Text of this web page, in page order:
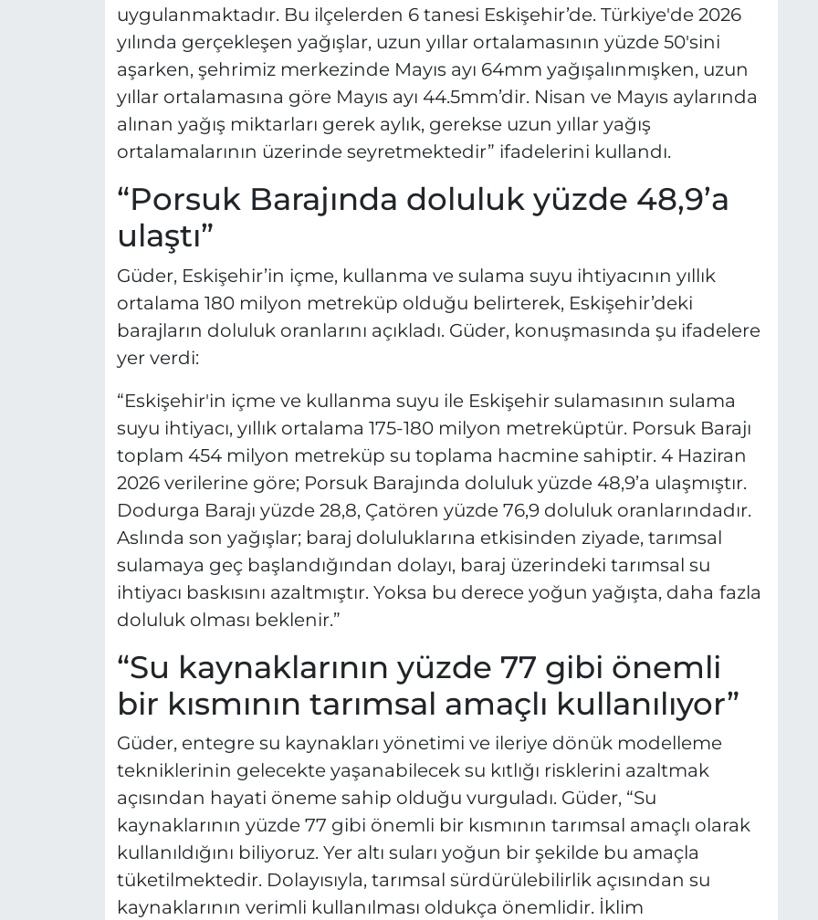
uygulanmaktadır. Bu ilçelerden 6 tanesi Eskişehir’de. Türkiye'de 2026
yılında gerçekleşen yağışlar, uzun yıllar ortalamasının yüzde 50'sini
aşarken, şehrimiz merkezinde Mayıs ayı 64mm yağışalınmışken, uzun
yıllar ortalamasına göre Mayıs ayı 44.5mm’dir. Nisan ve Mayıs aylarında
alınan yağış miktarları gerek aylık, gerekse uzun yıllar yağış
ortalamalarının üzerinde seyretmektedir” ifadelerini kullandı.
“Porsuk Barajında doluluk yüzde 48,9’a
ulaştı”
Güder, Eskişehir’in içme, kullanma ve sulama suyu ihtiyacının yıllık
ortalama 180 milyon metreküp olduğu belirterek, Eskişehir’deki
barajların doluluk oranlarını açıkladı. Güder, konuşmasında şu ifadelere
yer verdi:
“Eskişehir'in içme ve kullanma suyu ile Eskişehir sulamasının sulama
suyu ihtiyacı, yıllık ortalama 175-180 milyon metreküptür. Porsuk Barajı
toplam 454 milyon metreküp su toplama hacmine sahiptir. 4 Haziran
2026 verilerine göre; Porsuk Barajında doluluk yüzde 48,9’a ulaşmıştır.
Dodurga Barajı yüzde 28,8, Çatören yüzde 76,9 doluluk oranlarındadır.
Aslında son yağışlar; baraj doluluklarına etkisinden ziyade, tarımsal
sulamaya geç başlandığından dolayı, baraj üzerindeki tarımsal su
ihtiyacı baskısını azaltmıştır. Yoksa bu derece yoğun yağışta, daha fazla
doluluk olması beklenir.”
“Su kaynaklarının yüzde 77 gibi önemli
bir kısmının tarımsal amaçlı kullanılıyor”
Güder, entegre su kaynakları yönetimi ve ileriye dönük modelleme
tekniklerinin gelecekte yaşanabilecek su kıtlığı risklerini azaltmak
açısından hayati öneme sahip olduğu vurguladı. Güder, “Su
kaynaklarının yüzde 77 gibi önemli bir kısmının tarımsal amaçlı olarak
kullanıldığını biliyoruz. Yer altı suları yoğun bir şekilde bu amaçla
tüketilmektedir. Dolayısıyla, tarımsal sürdürülebilirlik açısından su
kaynaklarının verimli kullanılması oldukça önemlidir. İklim